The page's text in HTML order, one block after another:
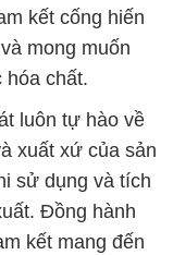
kết cống hiến
mong muốn
hóa chất.
luôn tự hào về
xuất xứ của sản
sử dụng và tích
Đồng hành
kết mang đến